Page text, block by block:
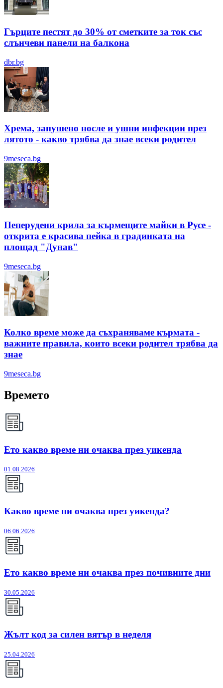
Гърците пестят до 30% от сметките за ток със
слънчеви панели на балкона
dbr.bg
Хрема, запушено носле и ушни инфекции през
лятотo - какво трябва да знае всеки родител
9meseca.bg
Пеперудени крила за кърмещите майки в Русе -
открита е красива пейка в градинката на
площад "Дунав"
9meseca.bg
Колко време може да съхраняваме кърмата -
важните правила, които всеки родител трябва да
знае
9meseca.bg
Времето
Ето какво време ни очаква през уикенда
01.08.2026
Какво време ни очаква през уикенда?
06.06.2026
Ето какво време ни очаква през почивните дни
30.05.2026
Жълт код за силен вятър в неделя
25.04.2026